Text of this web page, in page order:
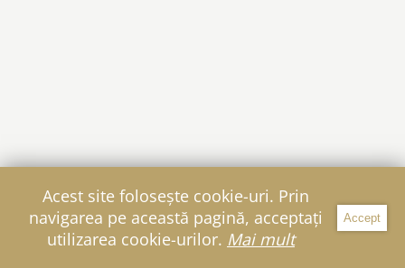
Filtru
Acest site folosește cookie-uri. Prin
navigarea pe această pagină, acceptați
utilizarea cookie-urilor. Mai mult
Accept